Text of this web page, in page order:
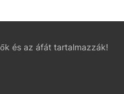
és az áfát tartalmazzák!